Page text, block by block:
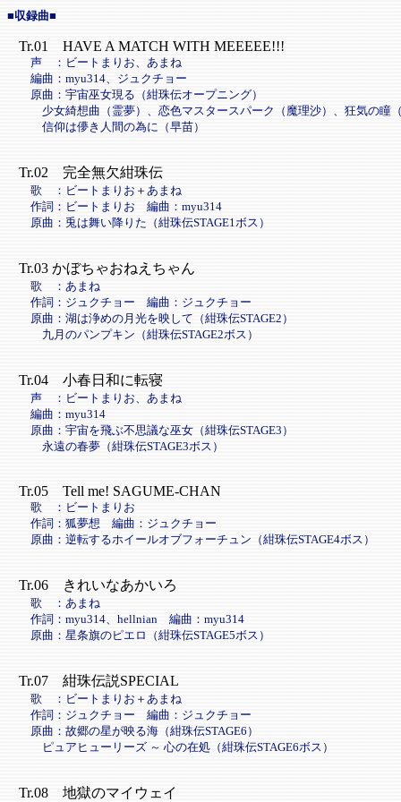
■収録曲■
Tr.01 HAVE A MATCH WITH MEEEEE!!!
声 ：ビートまりお、あまね
編曲：myu314、ジュクチョー
原曲：宇宙巫女現る（紺珠伝オープニング）
少女綺想曲（霊夢）、恋色マスタースパーク（魔理沙）、狂気の瞳
信仰は儚き人間の為に（早苗）
Tr.02 完全無欠紺珠伝
歌 ：ビートまりお＋あまね
作詞：ビートまりお 編曲：myu314
原曲：兎は舞い降りた（紺珠伝STAGE1ボス）
Tr.03 かぼちゃおねえちゃん
歌 ：あまね
作詞：ジュクチョー 編曲：ジュクチョー
原曲：湖は浄めの月光を映して（紺珠伝STAGE2）
九月のパンプキン（紺珠伝STAGE2ボス）
Tr.04 小春日和に転寝
声 ：ビートまりお、あまね
編曲：myu314
原曲：宇宙を飛ぶ不思議な巫女（紺珠伝STAGE3）
永遠の春夢（紺珠伝STAGE3ボス）
Tr.05 Tell me! SAGUME-CHAN
歌 ：ビートまりお
作詞：狐夢想 編曲：ジュクチョー
原曲：逆転するホイールオブフォーチュン（紺珠伝STAGE4ボス）
Tr.06 きれいなあかいろ
歌 ：あまね
作詞：myu314、hellnian 編曲：myu314
原曲：星条旗のピエロ（紺珠伝STAGE5ボス）
Tr.07 紺珠伝説SPECIAL
歌 ：ビートまりお＋あまね
作詞：ジュクチョー 編曲：ジュクチョー
原曲：故郷の星が映る海（紺珠伝STAGE6）
ピュアヒューリーズ ～ 心の在処（紺珠伝STAGE6ボス）
Tr.08 地獄のマイウェイ